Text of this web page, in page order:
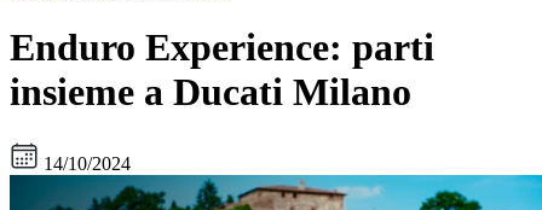
Enduro Experience: parti
insieme a Ducati Milano
14/10/2024